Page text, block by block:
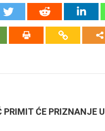
PRIMIT ĆE PRIZNANJE U